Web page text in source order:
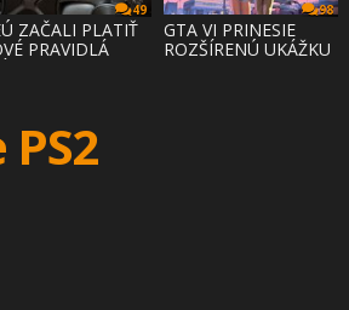
49
ZAČALI PLATIŤ
PRAVIDLÁ
98
GTA VI PRINESIE
ROZŠÍRENÚ UKÁŽKU